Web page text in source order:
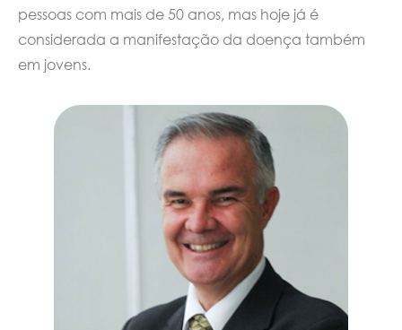
pessoas com mais de 50 anos, mas hoje já é
considerada a manifestação da doença também
em jovens.